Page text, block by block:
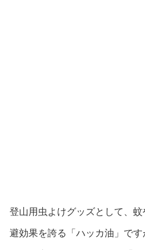
登山用虫よけグッズとして、
避効果を誇る「ハッカ油」で